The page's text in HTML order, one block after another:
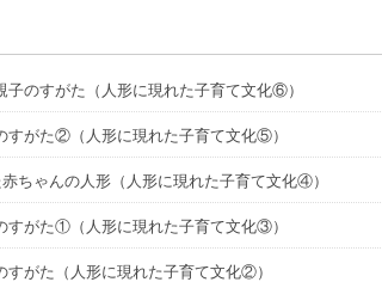
子のすがた（人形に現れた子育て文化⑥）
すがた②（人形に現れた子育て文化⑤）
ちゃんの人形（人形に現れた子育て文化④）
すがた①（人形に現れた子育て文化③）
すがた（人形に現れた子育て文化②）